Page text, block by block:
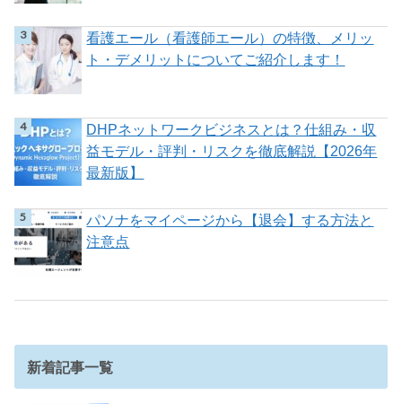
看護エール（看護師エール）の特徴、メリッ
ト・デメリットについてご紹介します！
DHPネットワークビジネスとは？仕組み・収
益モデル・評判・リスクを徹底解説【2026年
最新版】
パソナをマイページから【退会】する方法と
注意点
新着記事一覧